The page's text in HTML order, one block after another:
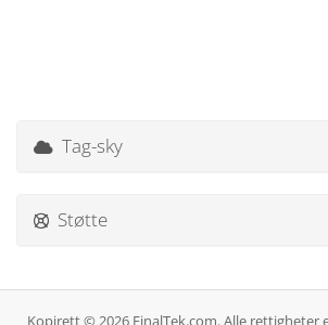
Tag-sky
Støtte
Kopirett © 2026 FinalTek.com. Alle rettigheter